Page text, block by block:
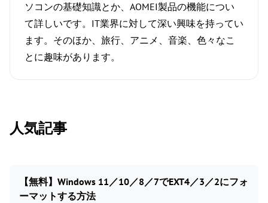
ソコンの基礎知識とか、AOMEI製品の機能につい
て詳しいです。IT業界に対して深い興味を持ってい
ます。そのほか、旅行、アニメ、音楽、色々なこ
とに趣味があります。
人気記事
【無料】Windows 11／10／8／7でEXT4／3／2にフォ
ーマットする方法